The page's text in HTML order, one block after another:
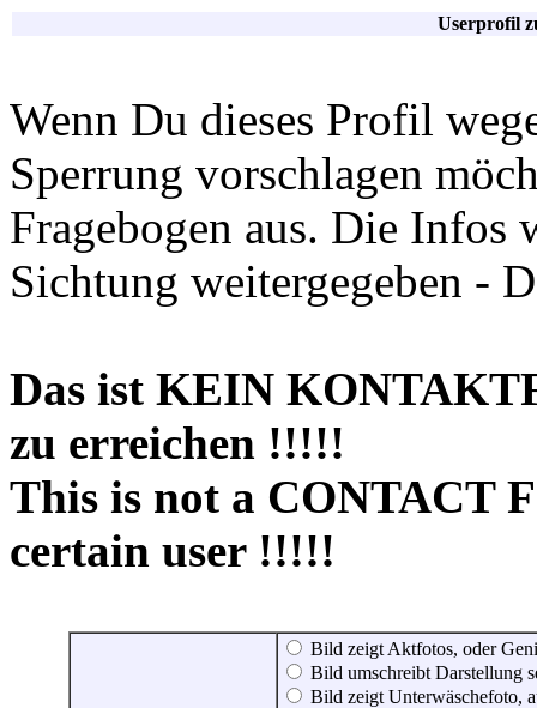
Userprofil
Wenn Du dieses Profil
Sperrung vorschlagen
Fragebogen aus. Die Infos
Sichtung weitergegeben -
Das ist KEIN
zu erreichen !!!!!
This is not a CONTACT
certain user !!!!!
Bild zeigt Aktfotos, oder
Bild umschreibt Darstellung
Bild zeigt Unterwäschefoto,